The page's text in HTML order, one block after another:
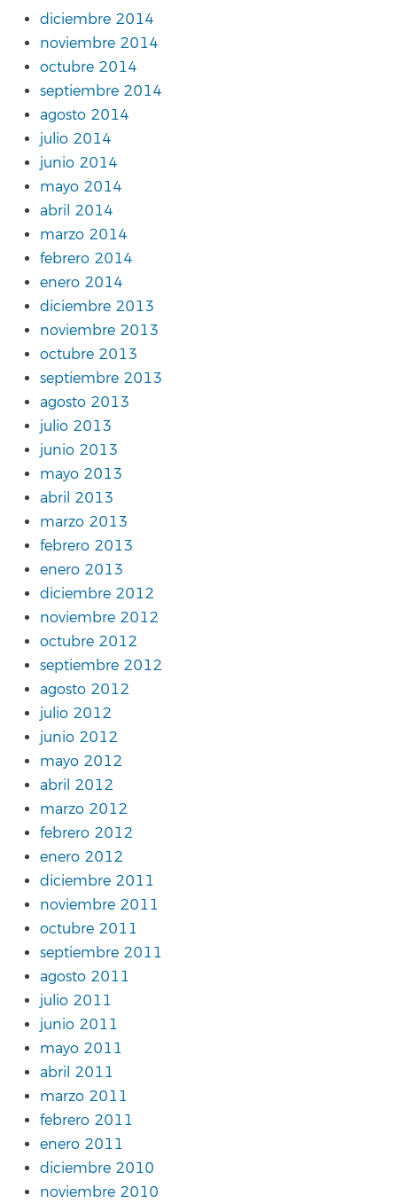
diciembre 2014
noviembre 2014
octubre 2014
septiembre 2014
agosto 2014
julio 2014
junio 2014
mayo 2014
abril 2014
marzo 2014
febrero 2014
enero 2014
diciembre 2013
noviembre 2013
octubre 2013
septiembre 2013
agosto 2013
julio 2013
junio 2013
mayo 2013
abril 2013
marzo 2013
febrero 2013
enero 2013
diciembre 2012
noviembre 2012
octubre 2012
septiembre 2012
agosto 2012
julio 2012
junio 2012
mayo 2012
abril 2012
marzo 2012
febrero 2012
enero 2012
diciembre 2011
noviembre 2011
octubre 2011
septiembre 2011
agosto 2011
julio 2011
junio 2011
mayo 2011
abril 2011
marzo 2011
febrero 2011
enero 2011
diciembre 2010
noviembre 2010